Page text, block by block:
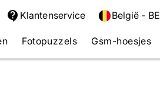
Klantenservice België - BE
Fotopuzzels Gsm-hoesjes